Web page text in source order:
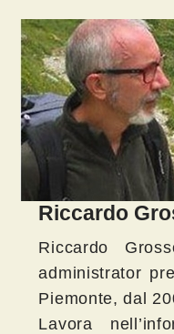
Riccardo
Riccardo
administrator
Piemonte, dal
Lavora